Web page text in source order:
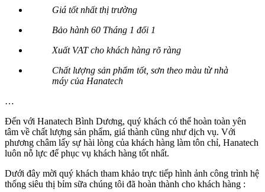
Giá tốt nhất thị trường
Bảo hành 60 Tháng 1 đổi 1
Xuất VAT cho khách hàng rõ ràng
Chất lượng sản phẩm tốt, sơn theo màu từ nhà
máy của Hanatech
…
Đến với Hanatech Bình Dương, quý khách có thể hoàn toàn yên
tâm về chất lượng sản phẩm, giá thành cũng như dịch vụ. Với
phương châm lấy sự hài lòng của khách hàng làm tôn chỉ, Hanatech
luôn nỗ lực để phục vụ khách hàng tốt nhất.
Dưới đây mời quý khách tham khảo trực tiếp hình ảnh công trình hệ
thống siêu thị bỉm sữa chúng tôi đã hoàn thành cho khách hàng :